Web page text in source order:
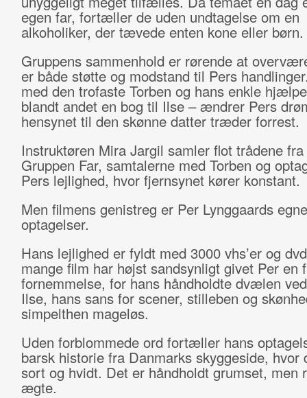
egen far, fortæller de uden undtagelse om en
alkoholiker, der tævede enten kone eller børn.
Gruppens sammenhold er rørende at
er både støtte og modstand til Pers
med den trofaste Torben og hans enkle
blandt andet en bog til Ilse – ændrer Pers
hensynet til den skønne datter træder forrest.
Instruktøren Mira Jargil samler flot trådene
Gruppen Far, samtalerne med Torben og
Pers lejlighed, hvor fjernsynet kører konstant.
Men filmens genistreg er Per Lynggaards egne
optagelser.
Hans lejlighed er fyldt med 3000 vhs’er og
mange film har højst sandsynligt givet Per en
fornemmelse, for hans håndholdte dvælen
Ilse, hans sans for scener, stilleben og
simpelthen mageløs.
Uden forblommede ord fortæller hans
barsk historie fra Danmarks skyggeside, hvor
sort og hvidt. Det er håndholdt grumset, men
ægte.